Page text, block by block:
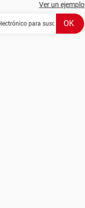
Ver un ejemplo